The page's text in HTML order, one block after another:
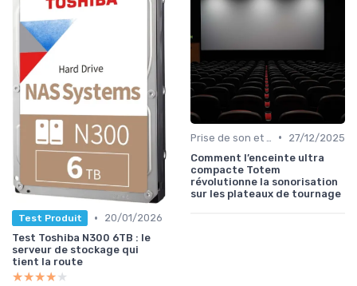
Test Produit •
20/01/2026
Test Toshiba N300 6TB : le
serveur de stockage qui
tient la route
★★★★★
★★★★★
•
27/12/2025
Comment l’enceinte ultra
compacte Totem
révolutionne la sonorisation
sur les plateaux de tournage